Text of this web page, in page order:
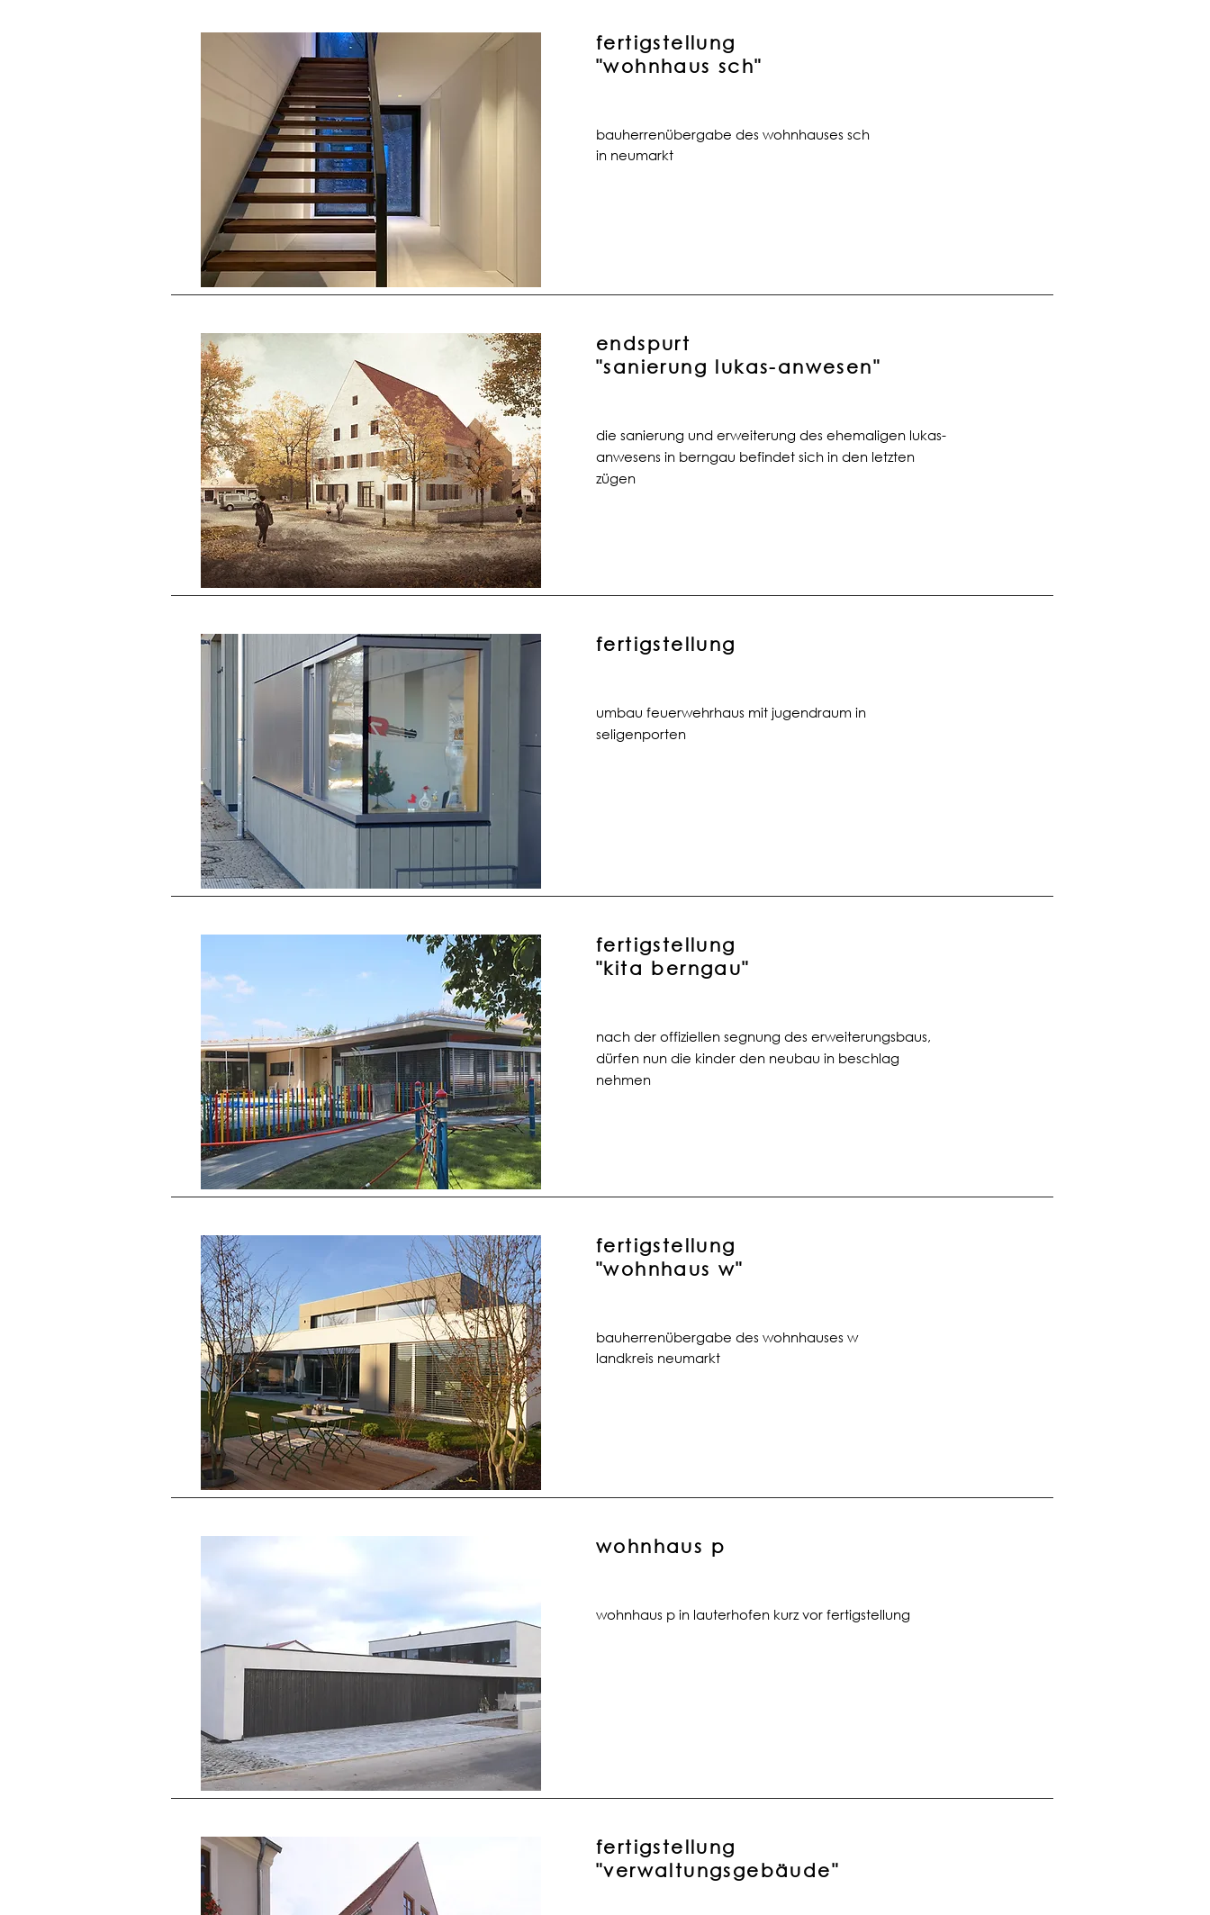
fertigstellung
"wohnhaus sch"
bauherrenübergabe des wohnhauses sch
in neumarkt
endspurt
"sanierung lukas-anwesen"
die sanierung und erweiterung des ehemaligen lukas-
anwesens in berngau befindet sich in den letzten
zügen
fertigstellung
umbau feuerwehrhaus mit jugendraum in
seligenporten
fertigstellung
"kita berngau"
nach der offiziellen segnung des erweiterungsbaus,
dürfen nun die kinder den neubau in beschlag
nehmen
fertigstellung
"wohnhaus w"
bauherrenübergabe des wohnhauses w
landkreis neumarkt
wohnhaus p
wohnhaus p in lauterhofen kurz vor fertigstellung
fertigstellung
"verwaltungsgebäude"